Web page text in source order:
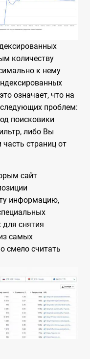
количеству
к нему
означает, что на
следующих проблем:
поисковики
либо Вы
страниц от
сайт
информацию,
для снятия
самых
смело считать